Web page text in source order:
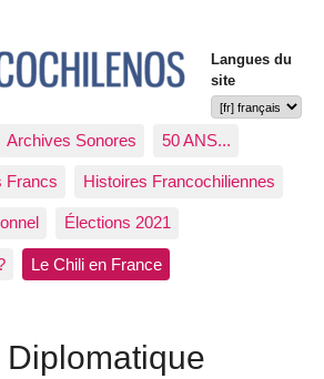
Langues du
site
Archives Sonores 50 ANS...
Francs Histoires Francochiliennes
Élections 2021
Le Chili en France